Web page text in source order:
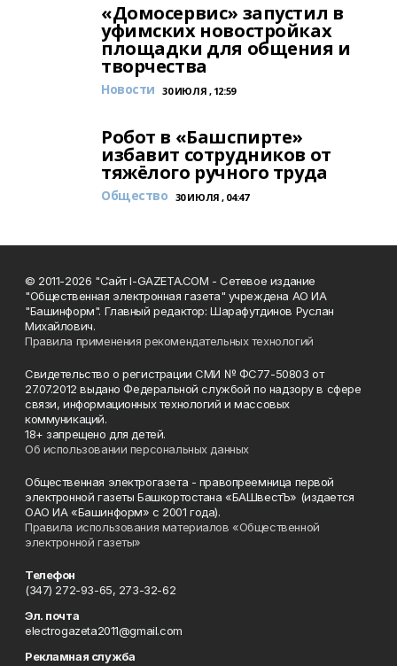
«Домосервис» запустил в
уфимских новостройках
площадки для общения и
творчества
Новости 30 ИЮЛЯ , 12:59
Робот в «Башспирте»
избавит сотрудников от
тяжёлого ручного труда
Общество 30 ИЮЛЯ , 04:47
© 2011-2026 "Сайт I-GAZETA.COM - Сетевое издание
"Общественная электронная газета" учреждена АО ИА
"Башинформ". Главный редактор: Шарафутдинов Руслан
Михайлович.
Правила применения рекомендательных технологий
Свидетельство о регистрации СМИ № ФС77-50803 от
27.07.2012 выдано Федеральной службой по надзору в сфере
связи, информационных технологий и массовых
коммуникаций.
18+ запрещено для детей.
Об использовании персональных данных
Общественная электрогазета - правопреемница первой
электронной газеты Башкортостана «БАШвестЪ» (издается
ОАО ИА «Башинформ» с 2001 года).
Правила использования материалов «Общественной
электронной газеты»
Телефон
(347) 272-93-65, 273-32-62
Эл. почта
electrogazeta2011@gmail.com
Рекламная служба